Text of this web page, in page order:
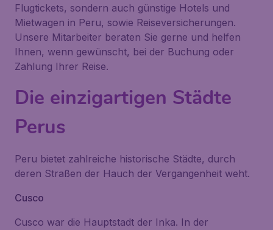
Flugtickets, sondern auch günstige Hotels und
Mietwagen in Peru, sowie Reiseversicherungen.
Unsere Mitarbeiter beraten Sie gerne und helfen
Ihnen, wenn gewünscht, bei der Buchung oder
Zahlung Ihrer Reise.
Die einzigartigen Städte
Perus
Peru bietet zahlreiche historische Städte, durch
deren Straßen der Hauch der Vergangenheit weht.
Cusco
Cusco war die Hauptstadt der Inka. In der